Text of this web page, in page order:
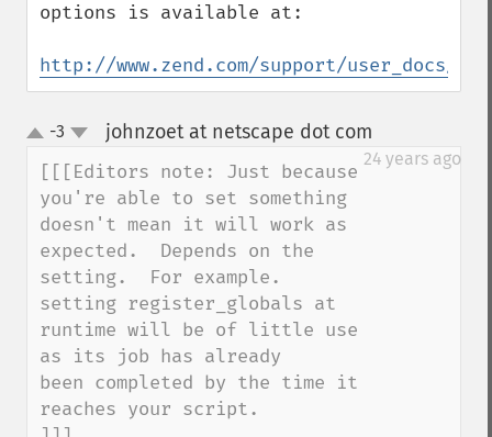
options is available at:
http://www.zend.com/support/user_docs/
up-3 johnzoet at netscape dot com
24 years ago
[[[Editors note: Just because
you're able to set something
doesn't mean it will work as
expected.  Depends on the
setting.  For example.
setting register_globals at
runtime will be of little use
as its job has already
been completed by the time it
reaches your script.